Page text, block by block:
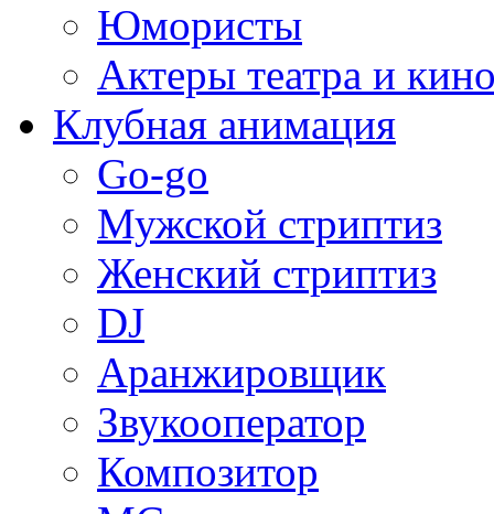
Юмористы
Актеры театра и
Клубная анимация
Go-go
Мужской стриптиз
Женский стриптиз
DJ
Аранжировщик
Звукооператор
Композитор